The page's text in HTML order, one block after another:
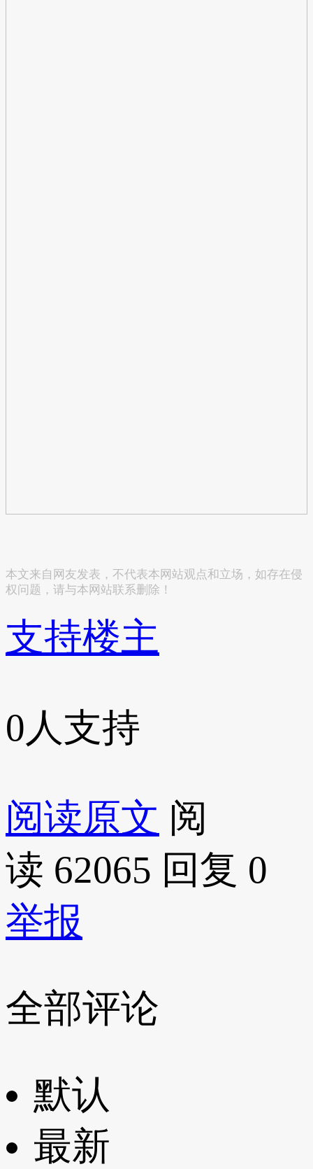
本文来自网友发表，不代表本网站观点和立场，如存在侵
权问题，请与本网站联系删除！
支持楼主
0人支持
阅读原文 阅
读 62065 回复 0
举报
全部评论
默认
最新